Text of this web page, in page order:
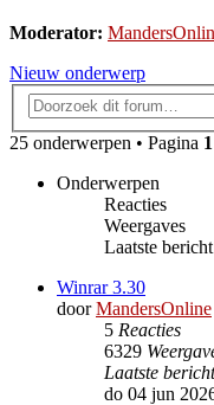
Moderator:
Nieuw onderwerp
25 onderwerpen • Pagina 1
Onderwerpen
Reacties
Weergaves
Laatste bericht
Winrar 3.30
doorMandersOnline
5 Reacties
6329
Laatste
do 04 jun